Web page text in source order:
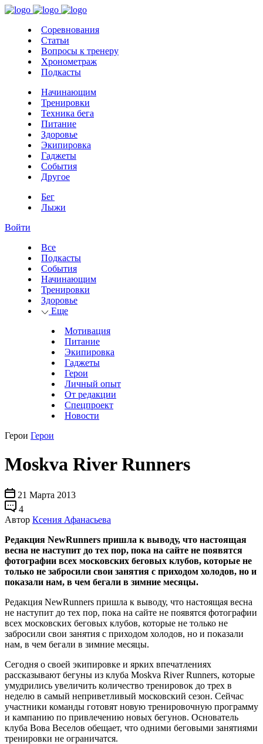
Соревнования
Статьи
Вопросы к тренеру
Хронометраж
Подкасты
Начинающим
Тренировки
Техника бега
Питание
Здоровье
Экипировка
Гаджеты
События
Другое
Бег
Лыжи
Войти
Все
Подкасты
События
Начинающим
Тренировки
Здоровье
Еще
Мотивация
Питание
Экипировка
Гаджеты
Герои
Личный опыт
От редакции
Спецпроект
Новости
Герои Герои
Moskva River Runners
21 Марта 2013
4
Автор Ксения Афанасьева
Редакция NewRunners пришла к выводу, что настоящая
весна не наступит до тех пор, пока на сайте не появятся
фотографии всех московских беговых клубов, которые не
только не забросили свои занятия с приходом холодов, но и
показали нам, в чем бегали в зимние месяцы.
Редакция NewRunners пришла к выводу, что настоящая весна
не наступит до тех пор, пока на сайте не появятся фотографии
всех московских беговых клубов, которые не только не
забросили свои занятия с приходом холодов, но и показали
нам, в чем бегали в зимние месяцы.
Сегодня о своей экипировке и ярких впечатлениях
рассказывают бегуны из клуба Moskva River Runners, которые
умудрились увеличить количество тренировок до трех в
неделю в самый неприветливый московский сезон. Сейчас
участники команды готовят новую тренировочную программу
и кампанию по привлечению новых бегунов. Основатель
клуба Вова Веселов обещает, что одними беговыми занятиями
тренировки не ограничатся.